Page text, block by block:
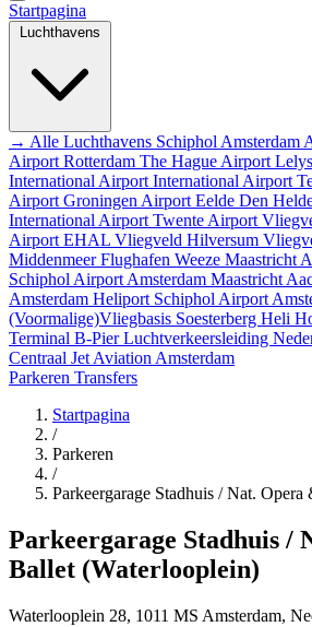
Startpagina
Luchthavens
→ Alle Luchthavens Schiphol Amsterdam
Airport Rotterdam The Hague Airport
International Airport International Airport
Airport Groningen Airport Eelde Den
International Airport Twente Airport
Airport EHAL Vliegveld Hilversum
MiddenmeerFlughafen Weeze Maastricht
Schiphol Airport Amsterdam Maastricht
Amsterdam Heliport Schiphol Airport
(Voormalige)Vliegbasis Soesterberg Heli
Terminal B-PierLuchtverkeersleiding
Centraal Jet Aviation Amsterdam
Parkeren Transfers
Startpagina
/
Parkeren
/
Parkeergarage Stadhuis / Nat.
Parkeergarage Stadhuis /
Ballet (Waterlooplein)
Waterlooplein 28, 1011 MS Amsterdam,